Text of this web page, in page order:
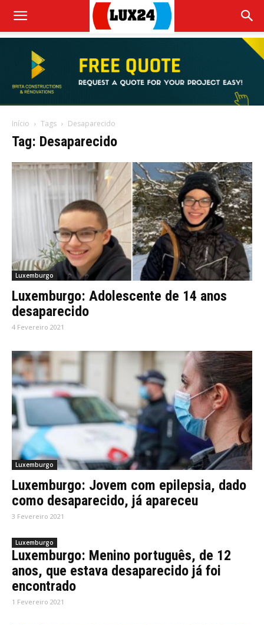
Início Tags Desaparecido
Tag: Desaparecido
Luxemburgo
Luxemburgo: Adolescente de 14 anos
desaparecido
4 Fevereiro 2021
Luxemburgo
Luxemburgo: Jovem com epilepsia, dado
como desaparecido, já apareceu
3 Fevereiro 2021
Luxemburgo
Luxemburgo: Menino português, de 12
anos, que estava desaparecido já foi
encontrado
1 Fevereiro 2021